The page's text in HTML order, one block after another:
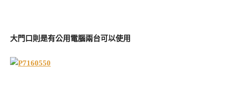
大門口則是有公用電腦兩台可以使用